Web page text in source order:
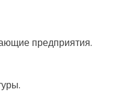
предприятия.